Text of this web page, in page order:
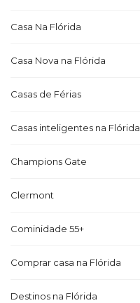
Casa Na Flórida
Casa Nova na Flórida
Casas de Férias
Casas inteligentes na Flórida
Champions Gate
Clermont
Cominidade 55+
Comprar casa na Flórida
Destinos na Flórida